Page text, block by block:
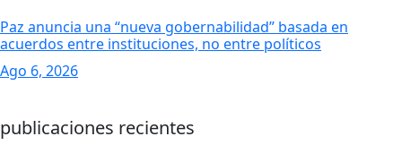
Paz anuncia una “nueva gobernabilidad” basada en
acuerdos entre instituciones, no entre políticos
Ago 6, 2026
publicaciones recientes